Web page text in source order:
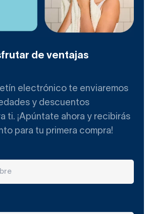
de ventajas
electrónico te enviaremos
y descuentos
ti. ¡Apúntate ahora y recibirás
para tu primera compra!